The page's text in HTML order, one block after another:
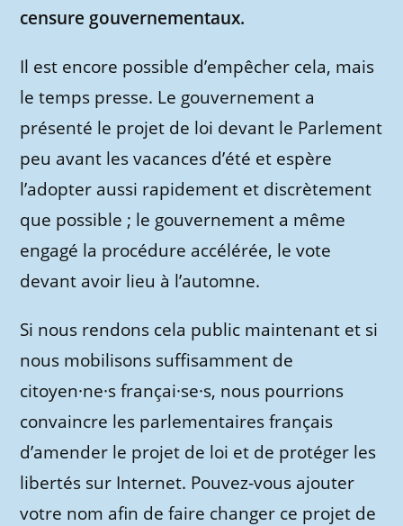
censure gouvernementaux.
Il est encore possible d’empêcher cela, mais
le temps presse. Le gouvernement a
présenté le projet de loi devant le Parlement
peu avant les vacances d’été et espère
l’adopter aussi rapidement et discrètement
que possible ; le gouvernement a même
engagé la procédure accélérée, le vote
devant avoir lieu à l’automne.
Si nous rendons cela public maintenant et si
nous mobilisons suffisamment de
citoyen·ne·s françai·se·s, nous pourrions
convaincre les parlementaires français
d’amender le projet de loi et de protéger les
libertés sur Internet. Pouvez-vous ajouter
votre nom afin de faire changer ce projet de